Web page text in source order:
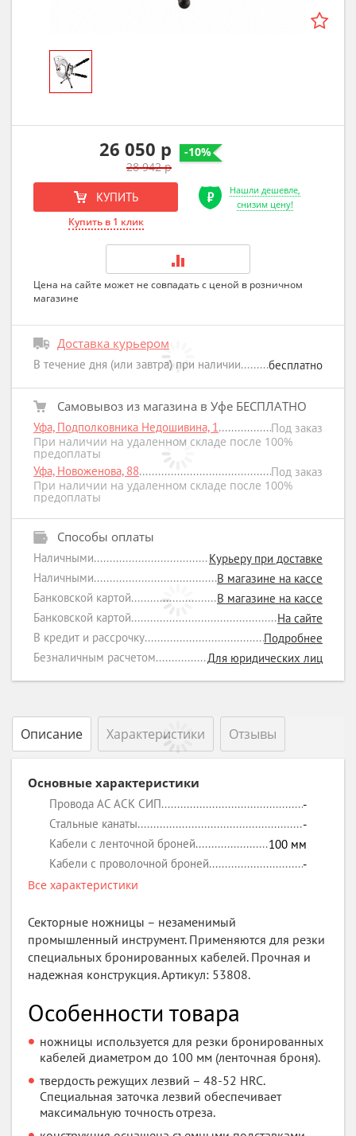
26 050 р
28 942 р
КУПИТЬ
Купить в 1 клик
Нашли дешевле,
снизим цену!
-10%
Цена на сайте может не совпадать с ценой в розничном
магазине
Доставка курьером
В течение дня (или завтра) при наличии бесплатно
Самовывоз из магазина в Уфе БЕСПЛАТНО
Уфа, Подполковника Недошивина, 1
Под заказ
При наличии на удаленном складе после 100%
предоплаты
Уфа, Новоженова, 88
Под заказ
При наличии на удаленном складе после 100%
предоплаты
Способы оплаты
Наличными
Курьеру при доставке
Наличными
В магазине на кассе
Банковской картой
В магазине на кассе
Банковской картой
На сайте
В кредит и рассрочку
Подробнее
Безналичным расчетом
Для юридических лиц
Описание Характеристики Отзывы
Основные характеристики
Провода АС АСК СИП
-
Стальные канаты
-
Кабели с ленточной броней
100 мм
Кабели с проволочной броней
-
Все характеристики
Секторные ножницы – незаменимый
промышленный инструмент. Применяются для резки
специальных бронированных кабелей. Прочная и
надежная конструкция. Артикул: 53808.
Особенности товара
ножницы используется для резки бронированных
кабелей диаметром до 100 мм (ленточная броня).
твердость режущих лезвий – 48-52 HRC.
Специальная заточка лезвий обеспечивает
максимальную точность отреза.